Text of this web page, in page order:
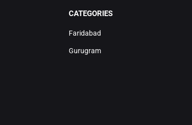
CATEGORIES
Faridabad
Gurugram